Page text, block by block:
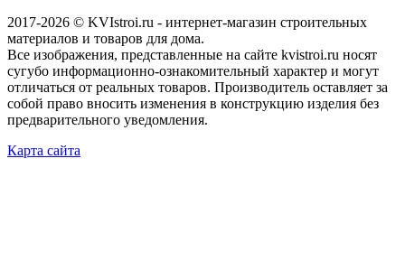
2017-2026 © KVIstroi.ru - интернет-магазин строительных
материалов и товаров для дома.
Все изображения, представленные на сайте kvistroi.ru носят
сугубо информационно-ознакомительный характер и могут
отличаться от реальных товаров. Производитель оставляет за
собой право вносить изменения в конструкцию изделия без
предварительного уведомления.
Карта сайта